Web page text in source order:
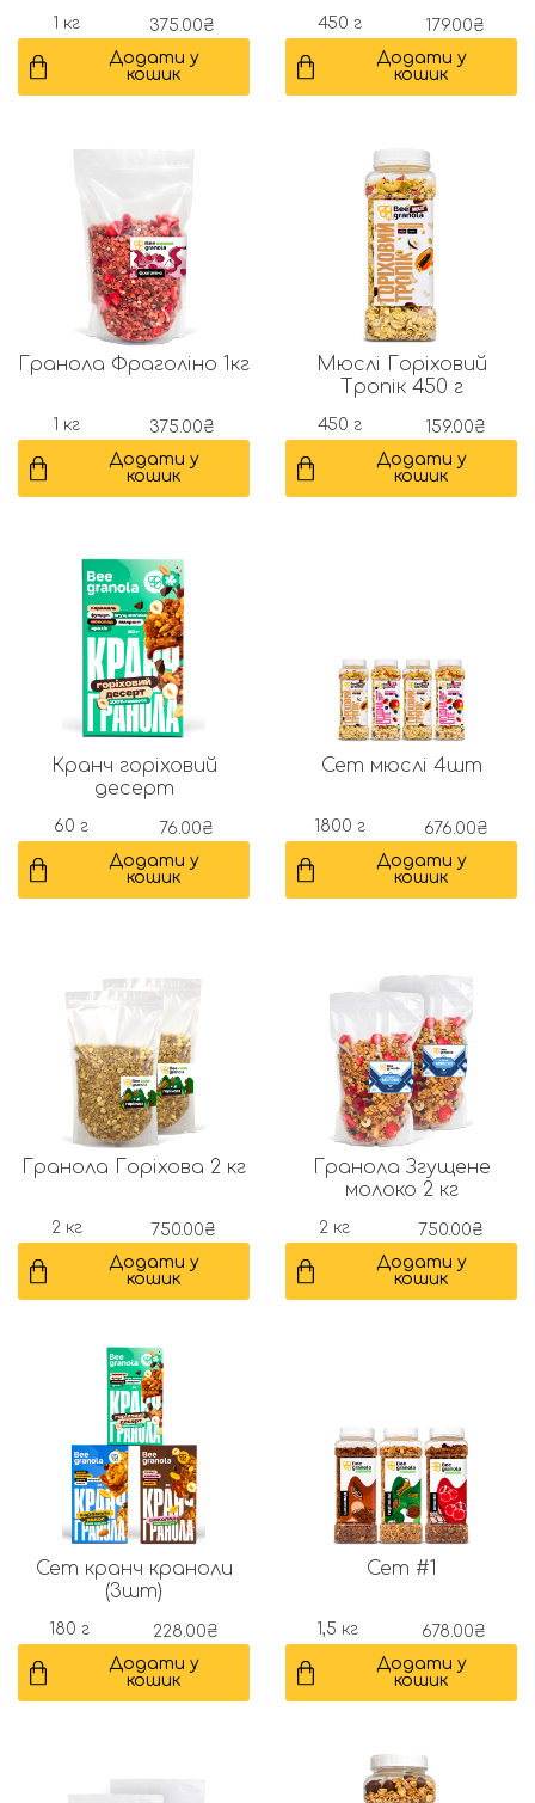
1 кг 375.00₴
Додати у
кошик
450 г 179.00₴
Додати у
кошик
Гранола Фраголіно 1кг
1 кг 375.00₴
Додати у
кошик
Мюслі Горіховий
Тропік 450 г
450 г 159.00₴
Додати у
кошик
Кранч горіховий
десерт
60 г 76.00₴
Додати у
кошик
Сет мюслі 4шт
1800 г 676.00₴
Додати у
кошик
Гранола Горіхова 2 кг
2 кг 750.00₴
Додати у
кошик
Гранола Згущене
молоко 2 кг
2 кг 750.00₴
Додати у
кошик
Сет кранч краноли
(3шт)
180 г 228.00₴
Додати у
кошик
Сет #1
1,5 кг 678.00₴
Додати у
кошик